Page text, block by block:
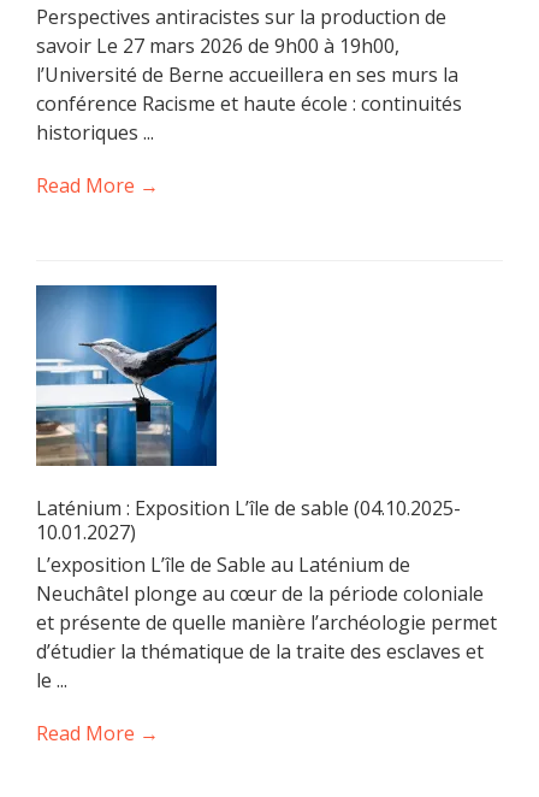
Perspectives antiracistes sur la production de
savoir Le 27 mars 2026 de 9h00 à 19h00,
l’Université de Berne accueillera en ses murs la
conférence Racisme et haute école : continuités
historiques ...
Read More →
Laténium : Exposition L’île de sable (04.10.2025-
10.01.2027)
L’exposition L’île de Sable au Laténium de
Neuchâtel plonge au cœur de la période coloniale
et présente de quelle manière l’archéologie permet
d’étudier la thématique de la traite des esclaves et
le ...
Read More →